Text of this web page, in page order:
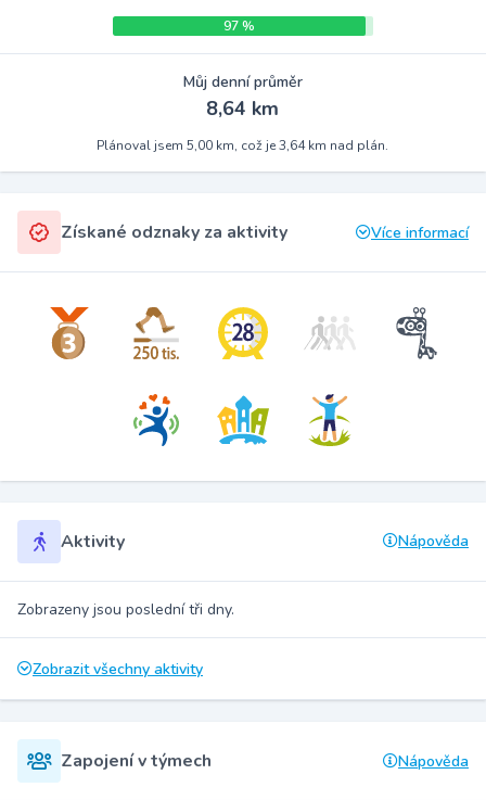
97 %
Můj denní průměr
8,64 km
Plánoval jsem 5,00 km, což je 3,64 km nad plán.
Získané odznaky za aktivity Více informací
Aktivity Nápověda
Zobrazeny jsou poslední tři dny.
Zobrazit všechny aktivity
Zapojení v týmech Nápověda